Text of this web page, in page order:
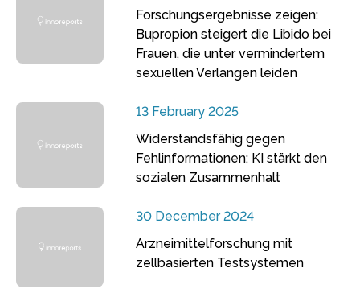
Forschungsergebnisse zeigen:
Bupropion steigert die Libido bei
Frauen, die unter vermindertem
sexuellen Verlangen leiden
13 February 2025
Widerstandsfähig gegen
Fehlinformationen: KI stärkt den
sozialen Zusammenhalt
30 December 2024
Arzneimittelforschung mit
zellbasierten Testsystemen